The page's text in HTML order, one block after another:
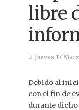
libre
Jueves 17
Debido al
con el fin de
durante